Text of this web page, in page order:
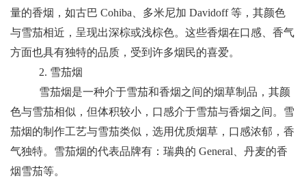
量的香烟，如古巴 Cohiba、多米尼加 Davidoff 等，其颜色
与雪茄相近，呈现出深棕或浅棕色。这些香烟在口感、香气
方面也具有独特的品质，受到许多烟民的喜爱。
2. 雪茄烟
雪茄烟是一种介于雪茄和香烟之间的烟草制品，其颜
色与雪茄相似，但体积较小，口感介于雪茄与香烟之间。雪
茄烟的制作工艺与雪茄类似，选用优质烟草，口感浓郁，香
气独特。雪茄烟的代表品牌有：瑞典的 General、丹麦的香
烟雪茄等。